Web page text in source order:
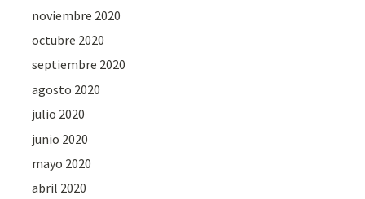
noviembre 2020
octubre 2020
septiembre 2020
agosto 2020
julio 2020
junio 2020
mayo 2020
abril 2020